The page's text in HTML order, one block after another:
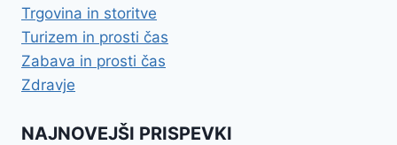
Trgovina in storitve
Turizem in prosti čas
Zabava in prosti čas
Zdravje
NAJNOVEJŠI PRISPEVKI